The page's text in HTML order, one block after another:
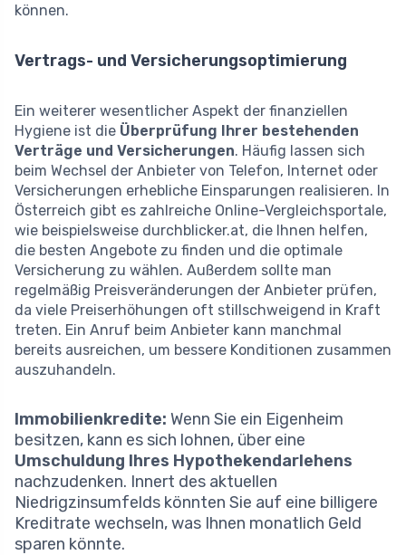
können.
Vertrags- und Versicherungsoptimierung
Ein weiterer wesentlicher Aspekt der finanziellen
Hygiene ist die Überprüfung Ihrer bestehenden
Verträge und Versicherungen. Häufig lassen sich
beim Wechsel der Anbieter von Telefon, Internet oder
Versicherungen erhebliche Einsparungen realisieren. In
Österreich gibt es zahlreiche Online-Vergleichsportale,
wie beispielsweise durchblicker.at, die Ihnen helfen,
die besten Angebote zu finden und die optimale
Versicherung zu wählen. Außerdem sollte man
regelmäßig Preisveränderungen der Anbieter prüfen,
da viele Preiserhöhungen oft stillschweigend in Kraft
treten. Ein Anruf beim Anbieter kann manchmal
bereits ausreichen, um bessere Konditionen zusammen
auszuhandeln.
Immobilienkredite: Wenn Sie ein Eigenheim
besitzen, kann es sich lohnen, über eine
Umschuldung Ihres Hypothekendarlehens
nachzudenken. Innert des aktuellen
Niedrigzinsumfelds könnten Sie auf eine billigere
Kreditrate wechseln, was Ihnen monatlich Geld
sparen könnte.